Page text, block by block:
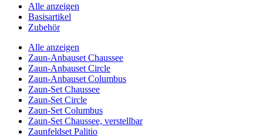
Alle anzeigen
Basisartikel
Zubehör
Alle anzeigen
Zaun-Anbauset Chaussee
Zaun-Anbauset Circle
Zaun-Anbauset Columbus
Zaun-Set Chaussee
Zaun-Set Circle
Zaun-Set Columbus
Zaun-Set Chaussee, verstellbar
Zaunfeldset Palitio